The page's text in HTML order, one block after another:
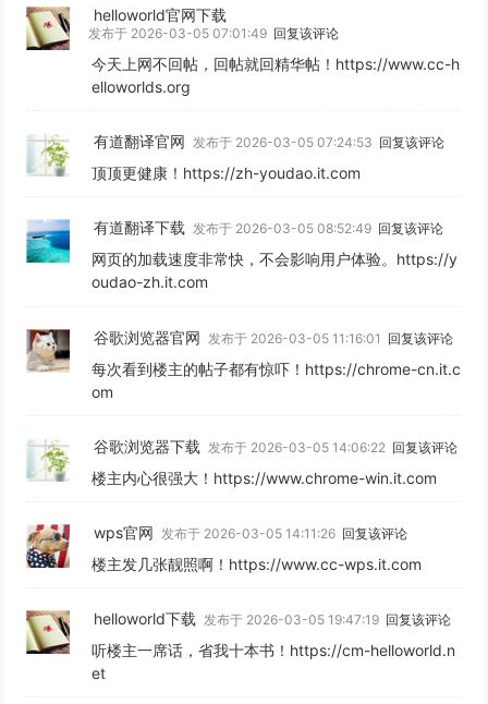
helloworld官网下载
发布于 2026-03-05 07:01:49 回复该评论
今天上网不回帖，回帖就回精华帖！https://www.cc-h
elloworlds.org
有道翻译官网 发布于 2026-03-05 07:24:53 回复该评论
顶顶更健康！https://zh-youdao.it.com
有道翻译下载 发布于 2026-03-05 08:52:49 回复该评论
网页的加载速度非常快，不会影响用户体验。https://y
oudao-zh.it.com
谷歌浏览器官网 发布于 2026-03-05 11:16:01 回复该评论
每次看到楼主的帖子都有惊吓！https://chrome-cn.it.c
om
谷歌浏览器下载 发布于 2026-03-05 14:06:22 回复该评论
楼主内心很强大！https://www.chrome-win.it.com
wps官网 发布于 2026-03-05 14:11:26 回复该评论
楼主发几张靓照啊！https://www.cc-wps.it.com
helloworld下载 发布于 2026-03-05 19:47:19 回复该评论
听楼主一席话，省我十本书！https://cm-helloworld.n
et